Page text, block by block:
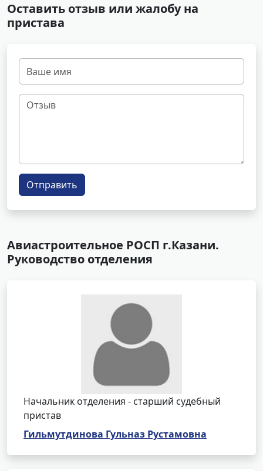
Оставить отзыв или жалобу на
пристава
Отправить
Авиастроительное РОСП г.Казани.
Руководство отделения
Начальник отделения - старший судебный
пристав
Гильмутдинова Гульназ Рустамовна